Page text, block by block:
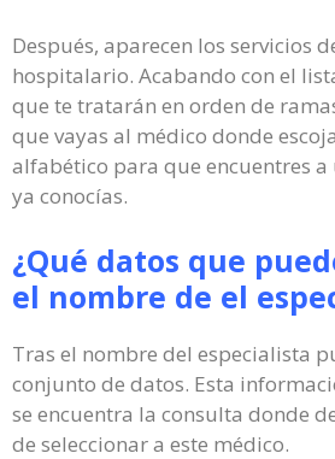
Después, aparecen los servicios
hospitalario. Acabando con el
que te tratarán en orden de
que vayas al médico donde
alfabético para que encuentres
ya conocías.
¿Qué datos que
el nombre de el
Tras el nombre del especialista
conjunto de datos. Esta
se encuentra la consulta donde
de seleccionar a este médico.